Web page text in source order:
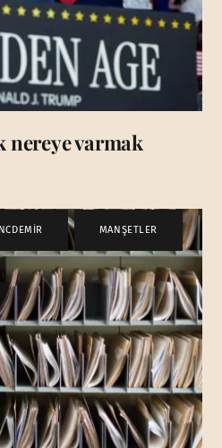
nereye varmak
, MANŞETLER